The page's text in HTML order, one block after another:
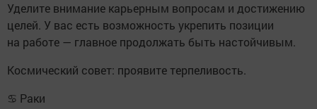
Уделите внимание карьерным вопросам и достижению
целей. У вас есть возможность укрепить позиции
на работе — главное продолжать быть настойчивым.
Космический совет: проявите терпеливость.
♋ Раки